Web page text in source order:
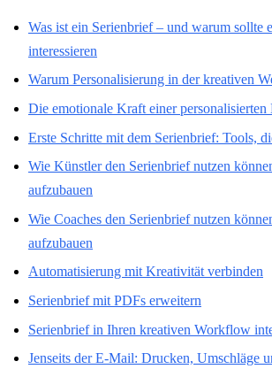
Was ist ein Serienbrief – und warum sollte
interessieren
Warum Personalisierung in der kreativen
Die emotionale Kraft einer personalisierten
Erste Schritte mit dem Serienbrief: Tools,
Wie Künstler den Serienbrief nutzen
aufzubauen
Wie Coaches den Serienbrief nutzen
aufzubauen
Automatisierung mit Kreativität verbinden
Serienbrief mit PDFs erweitern
Serienbrief in Ihren kreativen Workflow
Jenseits der E-Mail: Drucken, Umschläge